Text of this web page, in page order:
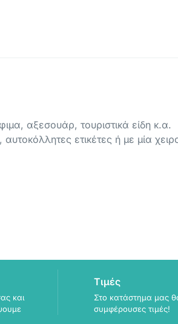
αξεσουάρ, τουριστικά είδη κ.α.
ετικέτες ή με μία
και
Τιμές
Στο κατάστημα μας
συμφέρουσες τιμές!